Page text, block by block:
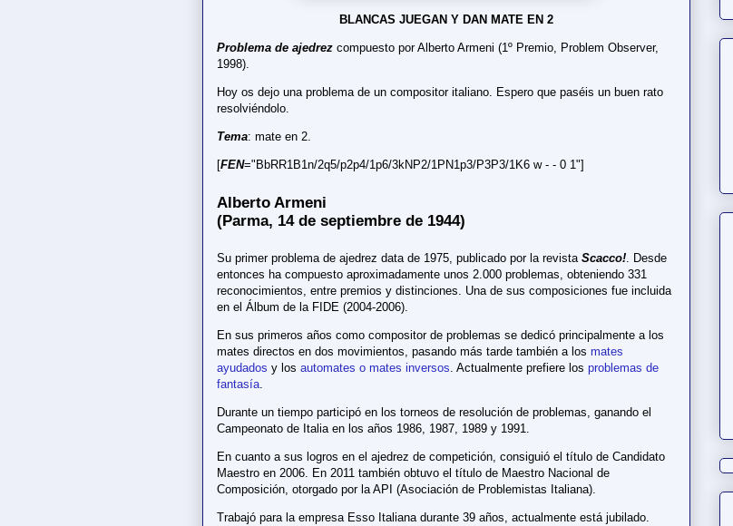
BLANCAS JUEGAN Y DAN MATE EN 2
Problema de ajedrez compuesto por Alberto Armeni (1º Premio, Problem Observer,
1998).
Hoy os dejo una problema de un compositor italiano. Espero que paséis un buen rato
resolviéndolo.
Tema: mate en 2.
[FEN="BbRR1B1n/2q5/p2p4/1p6/3kNP2/1PN1p3/P3P3/1K6 w - - 0 1"]
Alberto Armeni
(Parma, 14 de septiembre de 1944)
Su primer problema de ajedrez data de 1975, publicado por la revista Scacco!. Desde
entonces ha compuesto aproximadamente unos 2.000 problemas, obteniendo 331
reconocimientos, entre premios y distinciones. Una de sus composiciones fue incluida
en el Álbum de la FIDE (2004-2006).
En sus primeros años como compositor de problemas se dedicó principalmente a los
mates directos en dos movimientos, pasando más tarde también a los mates
ayudados y los automates o mates inversos. Actualmente prefiere los problemas de
fantasía.
Durante un tiempo participó en los torneos de resolución de problemas, ganando el
Campeonato de Italia en los años 1986, 1987, 1989 y 1991.
En cuanto a sus logros en el ajedrez de competición, consiguió el título de Candidato
Maestro en 2006. En 2011 también obtuvo el título de Maestro Nacional de
Composición, otorgado por la API (Asociación de Problemistas Italiana).
Trabajó para la empresa Esso Italiana durante 39 años, actualmente está jubilado.